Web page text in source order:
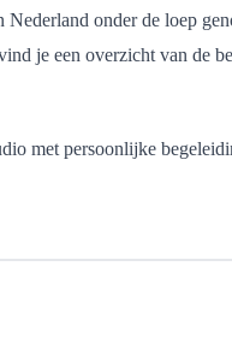
onder de loep
je een overzicht van de
met persoonlijke